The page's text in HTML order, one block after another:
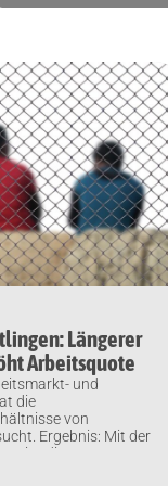
Längerer
Arbeitsquote
und
die
von
Ergebnis: Mit der
die